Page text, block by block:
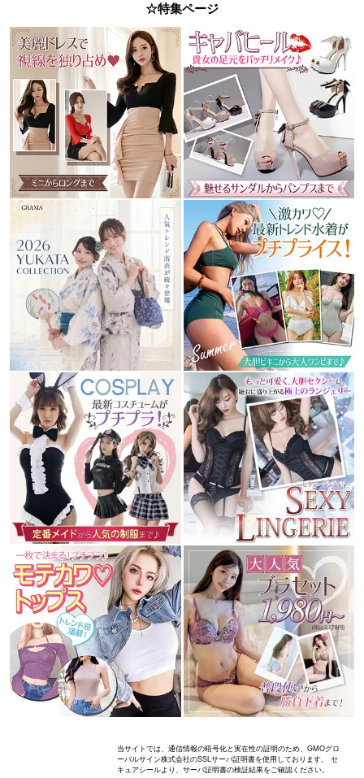
☆特集ページ
当サイトでは、通信情報の暗号化と実在性の証明のため、GMOグロ
ーバルサイン株式会社のSSLサーバ証明書を使用しております。 セ
キュアシールより、サーバ証明書の検証結果をご確認ください。